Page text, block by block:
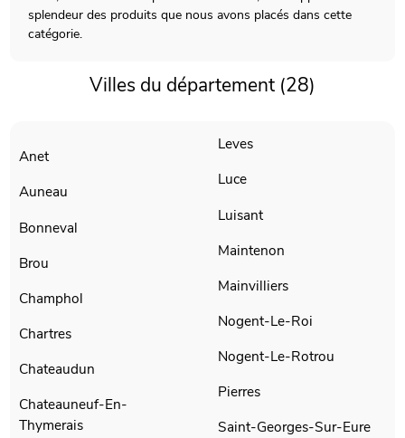
splendeur des produits que nous avons placés dans cette
catégorie.
Villes du département (28)
Anet
Auneau
Bonneval
Brou
Champhol
Chartres
Chateaudun
Chateauneuf-En-
Thymerais
Leves
Luce
Luisant
Maintenon
Mainvilliers
Nogent-Le-Roi
Nogent-Le-Rotrou
Pierres
Saint-Georges-Sur-Eure